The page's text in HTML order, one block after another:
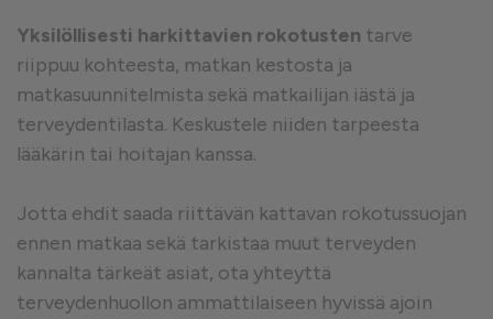
Yksilöllisesti harkittavien rokotusten tarve
riippuu kohteesta, matkan kestosta ja
matkasuunnitelmista sekä matkailijan iästä ja
terveydentilasta. Keskustele niiden tarpeesta
lääkärin tai hoitajan kanssa.
Jotta ehdit saada riittävän kattavan rokotussuojan
ennen matkaa sekä tarkistaa muut terveyden
kannalta tärkeät asiat, ota yhteyttä
terveydenhuollon ammattilaiseen hyvissä ajoin